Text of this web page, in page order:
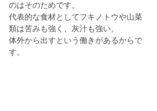
のはそのためです。
代表的な食材としてフキノトウや山菜
類は苦みも強く、灰汁も強い。
体外から出すという働きがあるからで
す。